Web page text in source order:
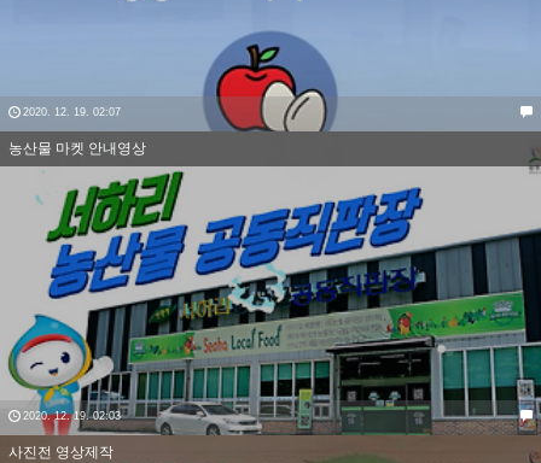
2020. 12. 19. 02:07
농산물 마켓 안내영상
2020. 12. 19. 02:03
사진전 영상제작